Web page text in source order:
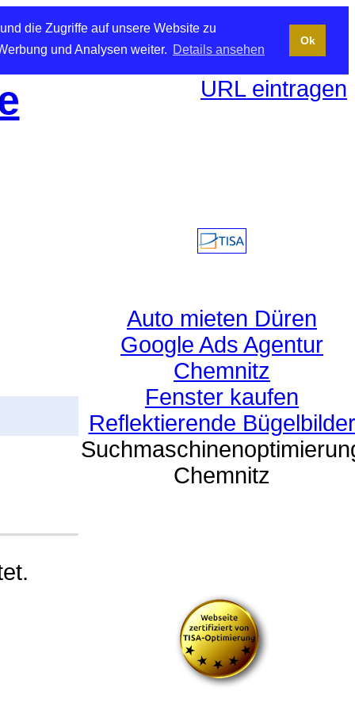
die Zugriffe auf unsere Website zu
und Analysen weiter. Details ansehen
Ok
URL eintragen
Auto mieten Düren
Google Ads Agentur
Chemnitz
Fenster kaufen
Reflektierende Bügelbilder
Chemnitz